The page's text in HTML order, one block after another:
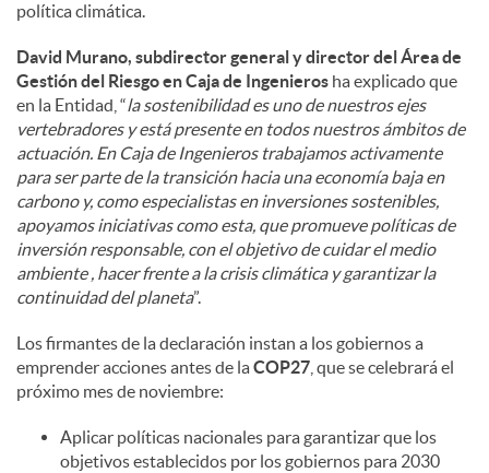
política climática.
David Murano, subdirector general y director del Área de
Gestión del Riesgo en Caja de Ingenieros ha explicado que
en la Entidad, “la sostenibilidad es uno de nuestros ejes
vertebradores y está presente en todos nuestros ámbitos de
actuación. En Caja de Ingenieros trabajamos activamente
para ser parte de la transición hacia una economía baja en
carbono y, como especialistas en inversiones sostenibles,
apoyamos iniciativas como esta, que promueve políticas de
inversión responsable, con el objetivo de cuidar el medio
ambiente , hacer frente a la crisis climática y garantizar la
continuidad del planeta”.
Los firmantes de la declaración instan a los gobiernos a
emprender acciones antes de laCOP27 , que se celebrará el
próximo mes de noviembre:
Aplicar políticas nacionales para garantizar que los
objetivos establecidos por los gobiernos para 2030